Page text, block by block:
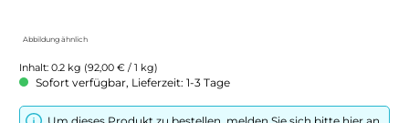
Abbildung ähnlich
Inhalt: 0.2 kg (92,00 € / 1 kg)
Sofort verfügbar, Lieferzeit: 1-3 Tage